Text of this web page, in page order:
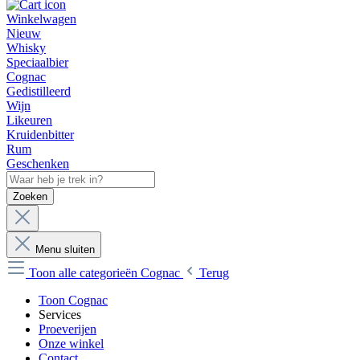
Winkelwagen
Nieuw
Whisky
Speciaalbier
Cognac
Gedistilleerd
Wijn
Likeuren
Kruidenbitter
Rum
Geschenken
Zoeken
Menu sluiten
Toon alle categorieën Cognac
Terug
Toon Cognac
Services
Proeverijen
Onze winkel